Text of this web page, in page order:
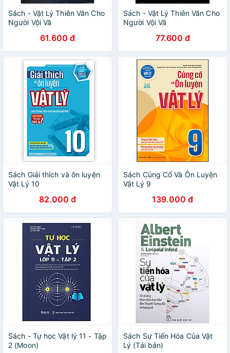
Sách - Vật Lý Thiên Văn Cho
Người Vội Vã
61.600 đ
Sách - Vật Lý Thiên Văn Cho
Người Vội Vã
77.600 đ
Sách Giải thích và ôn luyện
Vật Lý 10
82.000 đ
Sách Củng Cố Và Ôn Luyện
Vật Lý 9
139.000 đ
Sách - Tự học Vật lý 11 - Tập
2 (Moon)
Sách Sự Tiến Hóa Của Vật
Lý (Tái bản)